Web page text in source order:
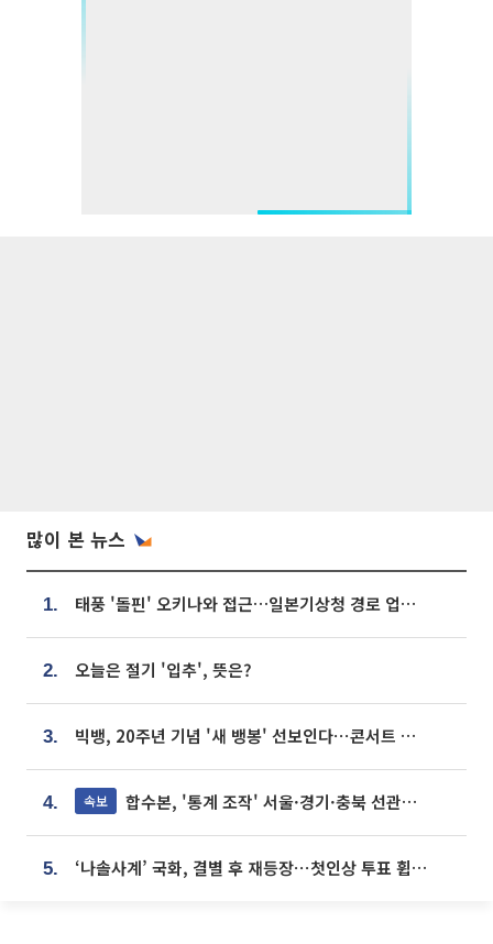
많이 본 뉴스
1. 태풍 '돌핀' 오키나와 접근…일본기상청 경로 업데이트
2. 오늘은 절기 '입추', 뜻은?
3. 빅뱅, 20주년 기념 '새 뱅봉' 선보인다⋯콘서트 앞두고 팝업 개최
4. 속보 합수본, '통계 조작' 서울·경기·충북 선관위 등 추가 압수수색
5. ‘나솔사계’ 국화, 결별 후 재등장⋯첫인상 투표 휩쓸고 ‘인기녀’ 등극